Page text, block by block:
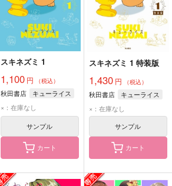
スキネズミ 1
1,100 円 （税込）
秋田書店
キューライス
×：在庫なし
サンプル
カート
スキネズミ 1 特装版
1,430円 （税込）
秋田書店
キューライス
×：在庫なし
サンプル
カート